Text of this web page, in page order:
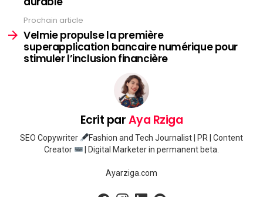
Prochain article
Velmie propulse la première
superapplication bancaire numérique pour
stimuler l’inclusion financière
Ecrit parAya Rziga
SEO Copywriter
Fashion and Tech Journalist | PR | Content
Creator
| Digital Marketer in permanent beta.
Ayarziga.com
facebookinstagram
linkedin